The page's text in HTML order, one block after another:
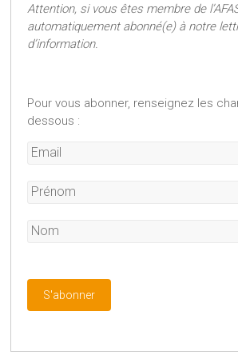
Attention, si vous êtes membre de
automatiquement abonné(e) à notre
d’information.
Pour vous abonner, renseignez les
dessous :